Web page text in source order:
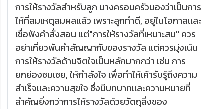
การให้รางวัลสำหรับลูก บางครอบครัวมองว่าเป็นการ
ให้ที่สมเหตุสมผลเเล้ว เพราะลูกทำดี, อยู่ในโอกาสเเละ
เชื่อฟังคำสั่งสอน เเต่"การให้รางวัลที่เหมาะสม" ควร
อย่าเกี่ยวพันคำสัญญากับของรางวัล เเต่ควรมุ่งเน้น
การให้รางวัลด้านจิตใจเป็นหลักมากกว่า เช่น การ
ยกย่องชมเชย, ให้กำลังใจ เพื่อทำให้เค้ารับรู้ถึงความ
สำเร็จเเละความสุขใจ ซึ่งมีบทบาทเเละความหมายที่
สำคัญยิ่งกว่าการให้รางวัลด้วยวัตถุสิ่งของ